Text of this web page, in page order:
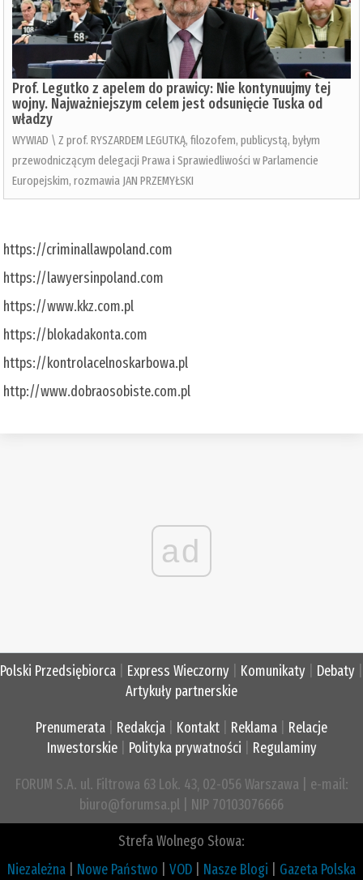
Prof. Legutko z apelem do prawicy: Nie kontynuujmy tej
wojny. Najważniejszym celem jest odsunięcie Tuska od
władzy
WYWIAD \ Z prof. RYSZARDEM LEGUTKĄ, filozofem, publicystą, byłym
przewodniczącym delegacji Prawa i Sprawiedliwości w Parlamencie
Europejskim, rozmawia JAN PRZEMYŁSKI
https://criminallawpoland.com
https://lawyersinpoland.com
https://www.kkz.com.pl
https://blokadakonta.com
https://kontrolacelnoskarbowa.pl
http://www.dobraosobiste.com.pl
ad
Polski Przedsiębiorca Express Wieczorny Komunikaty Debaty
Artykuły partnerskie
Prenumerata Redakcja Kontakt Reklama
Relacje
Inwestorskie| Polityka prywatności Regulaminy
FORUM S.A. ul. Filtrowa 63 Lok. 43, 02-056 Warszawa | e-mail:
biuro@forumsa.pl | NIP 70103076666
Strefa Wolnego Słowa:
Niezależna
Nowe Państwo VOD Nasze Blogi Gazeta Polska